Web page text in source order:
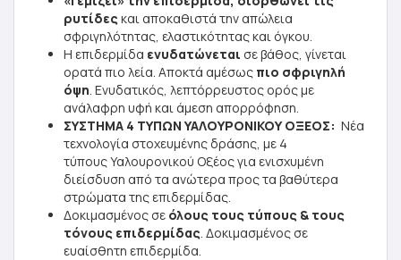
ρυτίδες και αποκαθιστά την απώλεια
σφριγηλότητας, ελαστικότητας και όγκου.
Η επιδερμίδα ενυδατώνεται σε βάθος, γίνεται
ορατά πιο λεία. Αποκτά αμέσως πιο σφριγηλή
όψη. Ενυδατικός, λεπτόρρευστος ορός με
ανάλαφρη υφή και άμεση απορρόφηση.
ΣΥΣΤΗΜΑ 4 ΤΥΠΩΝ ΥΑΛΟΥΡΟΝΙΚΟΥ ΟΞΕΟΣ: Νέα
τεχνολογία στοχευμένης δράσης, με 4
τύπους Υαλουρονικού Οξέος για ενισχυμένη
διείσδυση από τα ανώτερα προς τα βαθύτερα
στρώματα της επιδερμίδας.
Δοκιμασμένος σε όλους τους τύπους & τους
τόνους επιδερμίδας. Δοκιμασμένος σε
ευαίσθητη επιδερμίδα.